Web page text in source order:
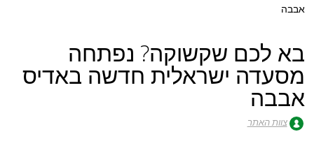
אבבה
בא לכם שקשוקה? נפתחה
מסעדה ישראלית חדשה באדיס
אבבה
צוות האתר